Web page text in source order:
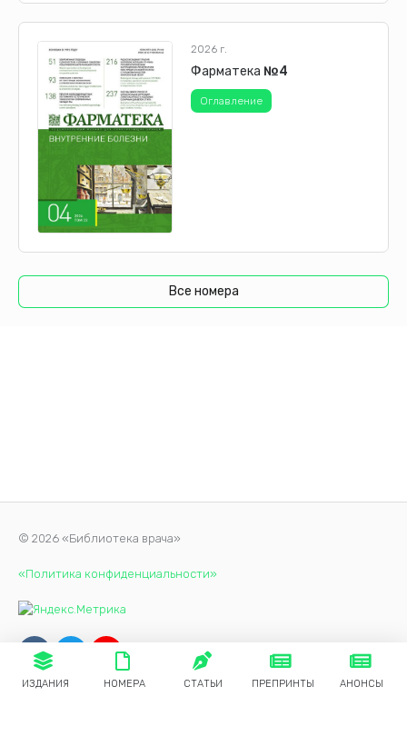
2026 г.
Фарматека №4
Оглавление
Все номера
© 2026 «Библиотека врача»
«Политика конфиденциальности»
ИЗДАНИЯ НОМЕРА СТАТЬИ ПРЕПРИНТЫ АНОНСЫ